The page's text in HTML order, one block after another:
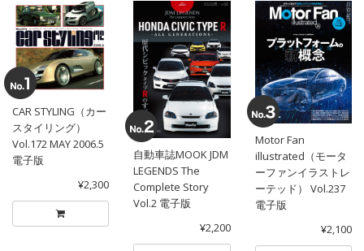
CAR STYLING（カー
スタイリング）
Vol.172 MAY 2006.5
電子版
¥2,300
自動車誌MOOK JDM
LEGENDS The
Complete Story
Vol.2 電子版
¥2,200
Motor Fan
illustrated（モータ
ーファンイラストレ
ーテッド） Vol.237
電子版
¥2,100